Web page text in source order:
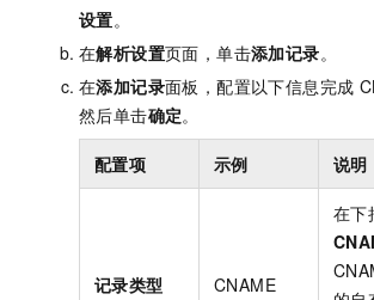
设置。
在解析设置页面，单击添加记录。
在添加记录面板，配置以下信息完成
然后单击确定。
配置项 示例 说明
记录类型 CNAME
在下